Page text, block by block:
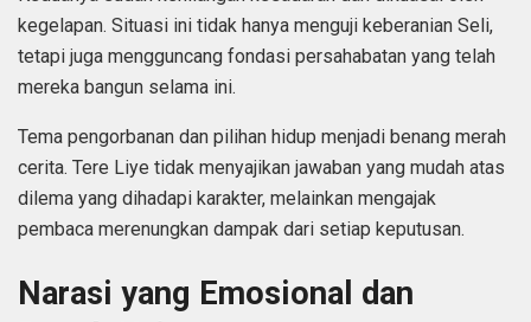
kegelapan. Situasi ini tidak hanya menguji keberanian Seli,
tetapi juga mengguncang fondasi persahabatan yang telah
mereka bangun selama ini.
Tema pengorbanan dan pilihan hidup menjadi benang merah
cerita. Tere Liye tidak menyajikan jawaban yang mudah atas
dilema yang dihadapi karakter, melainkan mengajak
pembaca merenungkan dampak dari setiap keputusan.
Narasi yang Emosional dan